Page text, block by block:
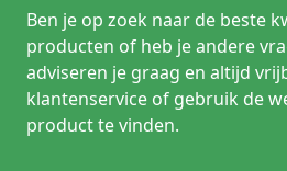
Ben je op zoek naar de beste
producten of heb je andere
adviseren je graag en altijd
klantenservice of gebruik de
product te vinden.